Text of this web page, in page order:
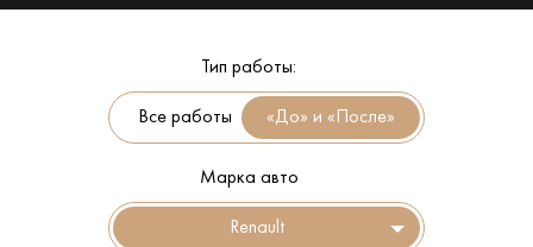
Тип работы:
Все работы
Марка авто
Renault